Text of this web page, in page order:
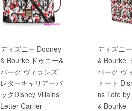
ディズニー Dooney
& Bourke ドゥニー&
バーク ヴィランズ
レターキャリアーバ
ッグDisney Villains
Letter Carrier
ディズニ
& Bourke
バーク ヴ
トート
ns Tote
& Bourke